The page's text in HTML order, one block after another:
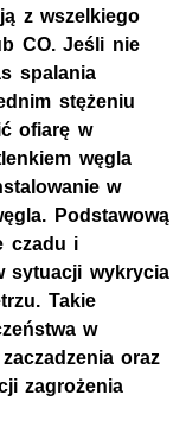
z wszelkiego
CO. Jeśli nie
spalania
stężeniu
ofiarę w
węgla
w
Podstawową
czadu i
sytuacji wykrycia
Takie
w
oraz
zagrożenia